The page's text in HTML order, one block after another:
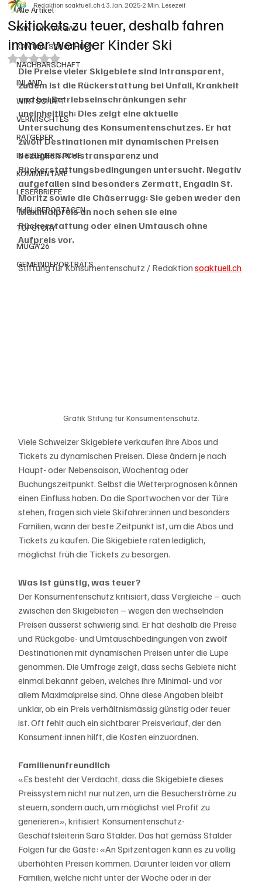
Alle Artikel
KANTON AARGAU
KANTON SOLOTHURN
NACHBARSCHAFT
INLAND
WIRTSCHAFT
VERMISCHTES
RATGEBER
IN EIGENER SACHE
KOMMENTARE
LESERBRIEFE
PUBLIREPORTAGEN
TOPSTORY
MUGA'26
GEMEINDEPORTRÄTS
Skitickets zu teuer, deshalb fahren
immer weniger Kinder Ski
Redaktion soaktuell.ch13. Jan. 20252 Min. Lesezeit
Mit NaN von 5 Sternen bewertet.
Die Preise vieler Skigebiete sind intransparent,
zudem ist die Rückerstattung bei Unfall, Krankheit
und bei Betriebseinschränkungen sehr
uneinheitlich: Dies zeigt eine aktuelle
Untersuchung des Konsumentenschutzes. Er hat
zwölf Destinationen mit dynamischen Preisen
bezüglich Preistransparenz und
Rückerstattungsbedingungen untersucht. Negativ
aufgefallen sind besonders Zermatt, Engadin St.
Moritz sowie die Chäserrugg: Sie geben weder den
Maximalpreis an noch sehen sie eine
Rückerstattung oder einen Umtausch ohne
Aufpreis vor.
Stiftung für Konsumentenschutz / Redaktion soaktuell.ch
Grafik Stifung für Konsumentenschutz.
Viele Schweizer Skigebiete verkaufen ihre Abos und
Tickets zu dynamischen Preisen. Diese ändern je nach
Haupt- oder Nebensaison, Wochentag oder
Buchungszeitpunkt. Selbst die Wetterprognosen können
einen Einfluss haben. Da die Sportwochen vor der Türe
stehen, fragen sich viele Skifahrer:innen und besonders
Familien, wann der beste Zeitpunkt ist, um die Abos und
Tickets zu kaufen. Die Skigebiete raten lediglich,
möglichst früh die Tickets zu besorgen.
Was ist günstig, was teuer?
Der Konsumentenschutz kritisiert, dass Vergleiche – auch
zwischen den Skigebieten – wegen den wechselnden
Preisen äusserst schwierig sind. Er hat deshalb die Preise
und Rückgabe- und Umtauschbedingungen von zwölf
Destinationen mit dynamischen Preisen unter die Lupe
genommen. Die Umfrage zeigt, dass sechs Gebiete nicht
einmal bekannt geben, welches ihre Minimal- und vor
allem Maximalpreise sind. Ohne diese Angaben bleibt
unklar, ob ein Preis verhältnismässig günstig oder teuer
ist. Oft fehlt auch ein sichtbarer Preisverlauf, der den
Konsument:innen hilft, die Kosten einzuordnen.
Familienunfreundlich
«Es besteht der Verdacht, dass die Skigebiete dieses
Preissystem nicht nur nutzen, um die Besucherströme zu
steuern, sondern auch, um möglichst viel Profit zu
generieren», kritisiert Konsumentenschutz-
Geschäftsleiterin Sara Stalder. Das hat gemäss Stalder
Folgen für die Gäste: «An Spitzentagen kann es zu völlig
überhöhten Preisen kommen. Darunter leiden vor allem
Familien, welche nicht unter der Woche oder in der